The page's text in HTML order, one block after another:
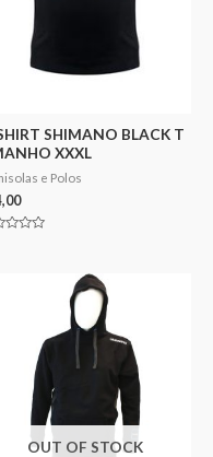
SHIMANO BLACK T
XXXL
e Polos
OUT OF STOCK